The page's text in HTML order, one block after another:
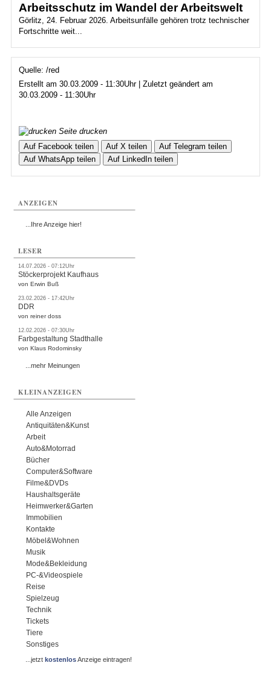
Arbeitsschutz im Wandel der Arbeitswelt
Görlitz, 24. Februar 2026. Arbeitsunfälle gehören trotz technischer
Fortschritte weit...
Quelle: /red
Erstellt am 30.03.2009 - 11:30Uhr | Zuletzt geändert am
30.03.2009 - 11:30Uhr
Seite drucken
Auf Facebook teilen
Auf X teilen
Auf Telegram teilen
Auf WhatsApp teilen
Auf LinkedIn teilen
ANZEIGEN
...Ihre Anzeige hier!
LESER
14.07.2026 - 07:12Uhr
Stöckerprojekt Kaufhaus
von Erwin Buß
23.02.2026 - 17:42Uhr
DDR
von reiner doss
12.02.2026 - 07:30Uhr
Farbgestaltung Stadthalle
von Klaus Rodominsky
...mehr Meinungen
KLEINANZEIGEN
Alle Anzeigen
Antiquitäten&Kunst
Arbeit
Auto&Motorrad
Bücher
Computer&Software
Filme&DVDs
Haushaltsgeräte
Heimwerker&Garten
Immobilien
Kontakte
Möbel&Wohnen
Musik
Mode&Bekleidung
PC-&Videospiele
Reise
Spielzeug
Technik
Tickets
Tiere
Sonstiges
...jetztkostenlosAnzeige eintragen!